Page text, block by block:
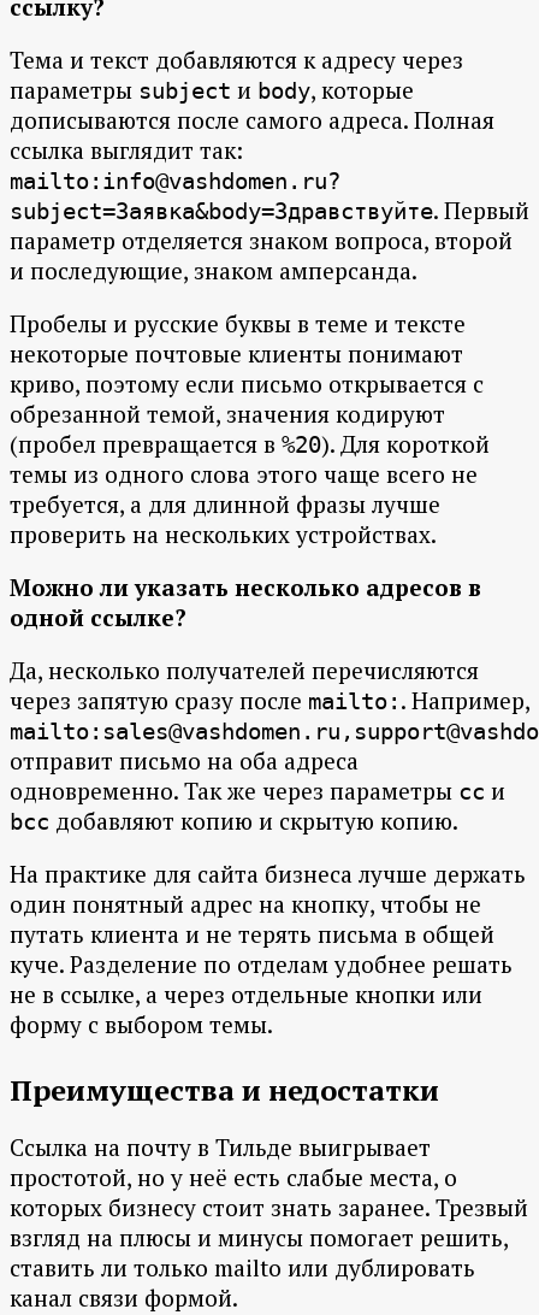
ссылку?
Тема и текст добавляются к адресу через
параметры subject и body, которые
дописываются после самого адреса. Полная
ссылка выглядит так:
mailto:info@vashdomen.ru?
subject=Заявка&body=Здравствуйте. Первый
параметр отделяется знаком вопроса, второй
и последующие, знаком амперсанда.
Пробелы и русские буквы в теме и тексте
некоторые почтовые клиенты понимают
криво, поэтому если письмо открывается с
обрезанной темой, значения кодируют
(пробел превращается в %20). Для короткой
темы из одного слова этого чаще всего не
требуется, а для длинной фразы лучше
проверить на нескольких устройствах.
Можно ли указать несколько адресов в
одной ссылке?
Да, несколько получателей перечисляются
через запятую сразу после mailto: . Например,
отправит письмо на оба адреса
одновременно. Так же через параметры cc и
bcc добавляют копию и скрытую копию.
На практике для сайта бизнеса лучше держать
один понятный адрес на кнопку, чтобы не
путать клиента и не терять письма в общей
куче. Разделение по отделам удобнее решать
не в ссылке, а через отдельные кнопки или
форму с выбором темы.
Преимущества и недостатки
Ссылка на почту в Тильде выигрывает
простотой, но у неё есть слабые места, о
которых бизнесу стоит знать заранее. Трезвый
взгляд на плюсы и минусы помогает решить,
ставить ли только mailto или дублировать
канал связи формой.